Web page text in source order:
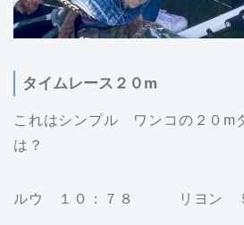
タイムレース２０m
これはシンプル ワンコの２０m
は？
ルウ １０：７８ リヨン ５